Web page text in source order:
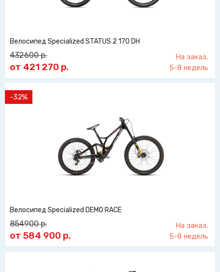
Велосипед Specialized STATUS 2 170 DH
432600р.
от 421 270 р.
На заказ,
5-8 недель
-32%
Велосипед Specialized DEMO RACE
854900р.
от 584 900 р.
На заказ,
5-8 недель